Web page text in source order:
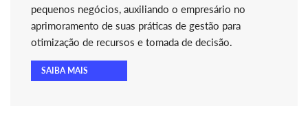
pequenos negócios, auxiliando o empresário no
aprimoramento de suas práticas de gestão para
otimização de recursos e tomada de decisão.
SAIBA MAIS